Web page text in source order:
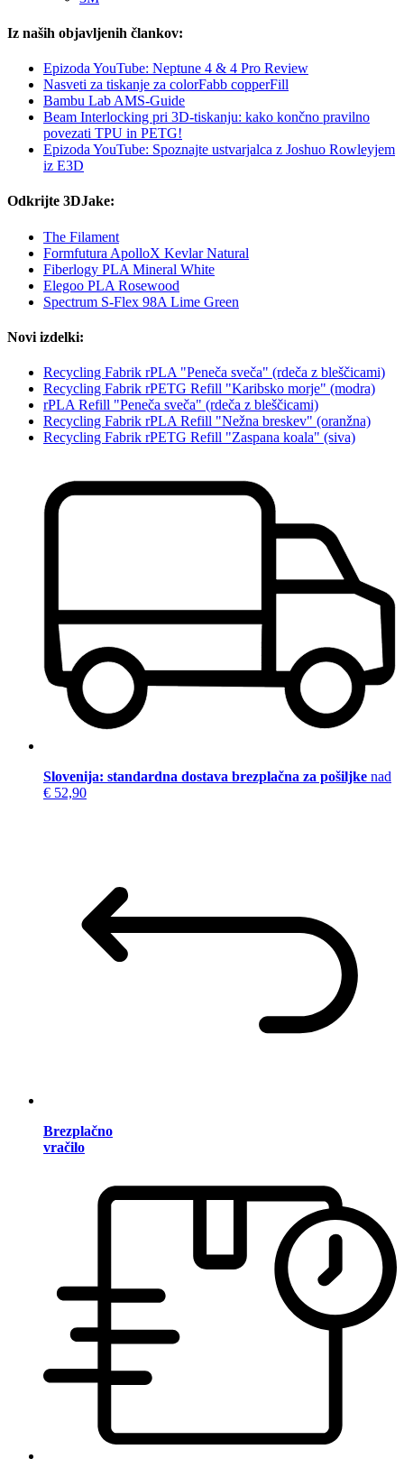
Iz naših objavljenih člankov:
Epizoda YouTube: Neptune 4 & 4 Pro Review
Nasveti za tiskanje za colorFabb copperFill
Bambu Lab AMS-Guide
Beam Interlocking pri 3D-tiskanju: kako končno pravilno
povezati TPU in PETG!
Epizoda YouTube: Spoznajte ustvarjalca z Joshuo Rowleyjem
iz E3D
Odkrijte 3DJake:
The Filament
Formfutura ApolloX Kevlar Natural
Fiberlogy PLA Mineral White
Elegoo PLA Rosewood
Spectrum S-Flex 98A Lime Green
Novi izdelki:
Recycling Fabrik rPLA "Peneča sveča" (rdeča z bleščicami)
Recycling Fabrik rPETG Refill "Karibsko morje" (modra)
rPLA Refill "Peneča sveča" (rdeča z bleščicami)
Recycling Fabrik rPLA Refill "Nežna breskev" (oranžna)
Recycling Fabrik rPETG Refill "Zaspana koala" (siva)
Slovenija: standardna dostava brezplačna za pošiljke nad
€ 52,90
Brezplačno
vračilo